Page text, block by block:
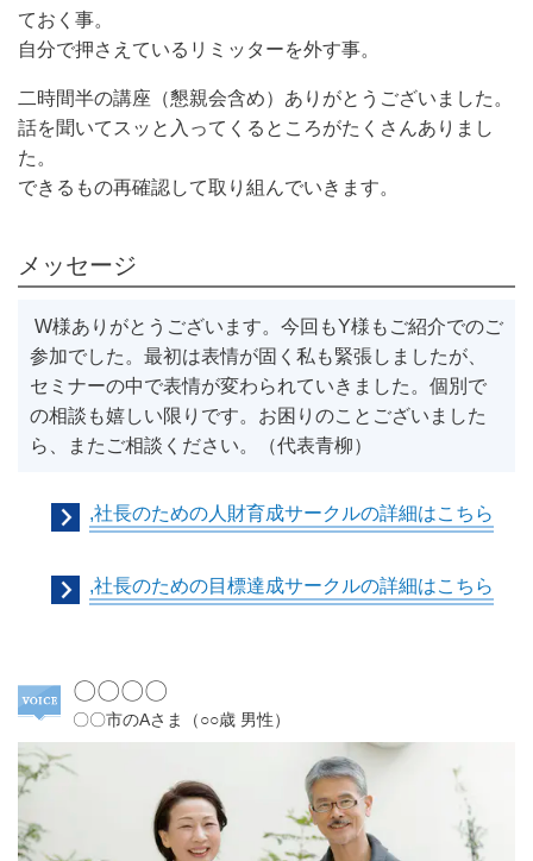
ておく事。
自分で押さえているリミッターを外す事。
二時間半の講座（懇親会含め）ありがとうございました。
話を聞いてスッと入ってくるところがたくさんありまし
た。
できるもの再確認して取り組んでいきます。
メッセージ
W様ありがとうございます。今回もY様もご紹介でのご
参加でした。最初は表情が固く私も緊張しましたが、
セミナーの中で表情が変わられていきました。個別で
の相談も嬉しい限りです。お困りのことございました
ら、またご相談ください。（代表青柳）
,社長のための人財育成サークルの詳細はこちら
,社長のための目標達成サークルの詳細はこちら
〇〇〇〇
〇〇市のAさま（○○歳 男性）